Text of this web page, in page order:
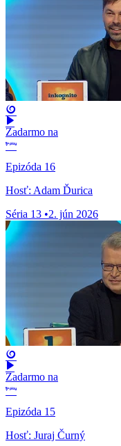
Zadarmo na
Epizóda 16
Hosť: Adam Ďurica
Séria 13 •2. jún 2026
Zadarmo na
Epizóda 15
Hosť: Juraj Čurný